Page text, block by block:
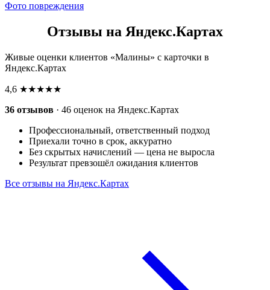
Фото повреждения
Отзывы на Яндекс.Картах
Живые оценки клиентов «Малины» с карточки в
Яндекс.Картах
4,6 ★★★★★
36 отзывов · 46 оценок на Яндекс.Картах
Профессиональный, ответственный подход
Приехали точно в срок, аккуратно
Без скрытых начислений — цена не выросла
Результат превзошёл ожидания клиентов
Все отзывы на Яндекс.Картах